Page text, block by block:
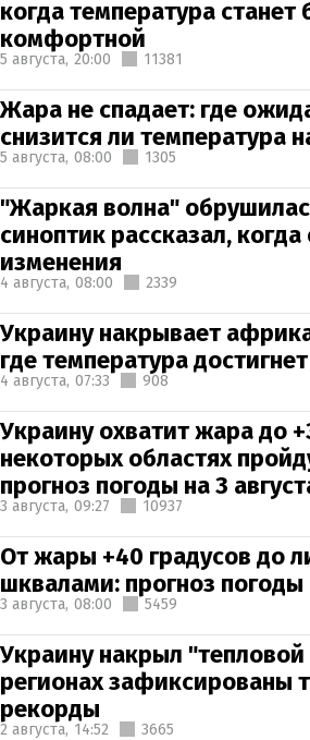
когда температура станет
комфортной
5 августа, 20:00 11381
Жара не спадает: где
снизится ли температура
5 августа, 08:00 1305
"Жаркая волна"
синоптик рассказал,
изменения
4 августа, 08:00 2339
Украину накрывает
где температура
4 августа, 07:33 908
Украину охватит жара до
некоторых областях
прогноз погоды на 3
3 августа, 09:27 10937
От жары +40 градусов до
шквалами: прогноз
3 августа, 08:00 5459
Украину накрыл "тепловой
регионах зафиксированы
рекорды
2 августа, 14:52 3665